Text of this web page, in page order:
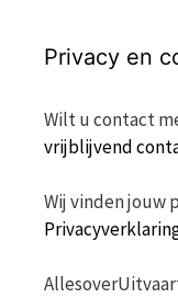
Privacy en
Wilt u contact
vrijblijvend
Wij vinden jouw